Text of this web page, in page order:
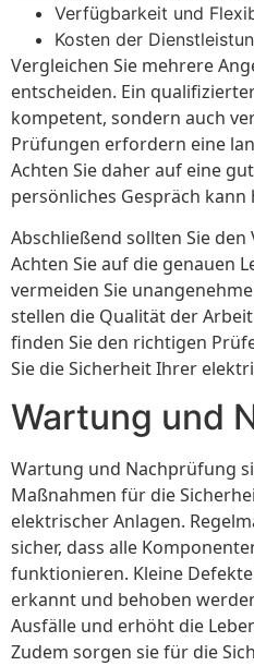
Verfügbarkeit und
Kosten der
Vergleichen Sie mehrere
entscheiden. Ein
kompetent, sondern auch
Prüfungen erfordern eine
Achten Sie daher auf eine
persönliches Gespräch
Abschließend sollten Sie
Achten Sie auf die genauen
vermeiden Sie
stellen die Qualität der
finden Sie den richtigen
Sie die Sicherheit Ihrer
Wartung und
Wartung und Nachprüfung
Maßnahmen für die
elektrischer Anlagen.
sicher, dass alle
funktionieren. Kleine
erkannt und behoben
Ausfälle und erhöht die
Zudem sorgen sie für die